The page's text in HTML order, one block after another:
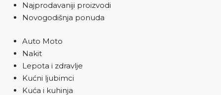
Najprodavaniji proizvodi
Novogodišnja ponuda
Auto Moto
Nakit
Lepota i zdravlje
Kućni ljubimci
Kuća i kuhinja